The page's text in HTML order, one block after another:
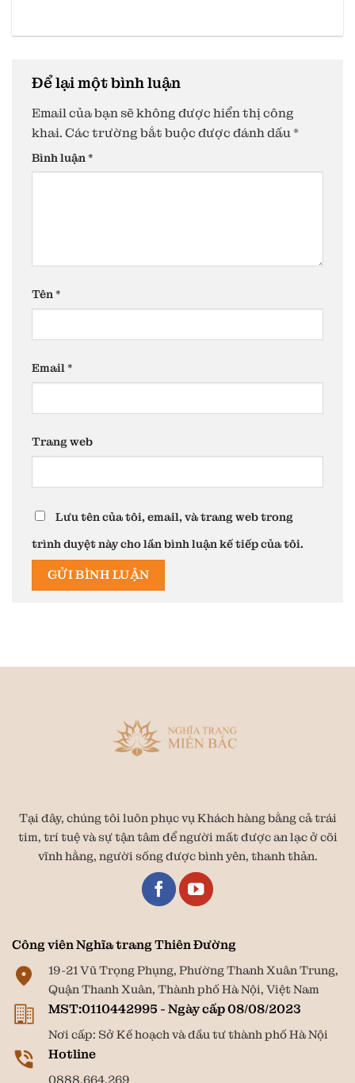
Để lại một bình luận
Email của bạn sẽ không được hiển thị công
khai.Các trường bắt buộc được đánh dấu*
Bình luận *
Tên*
Email*
Trang web
Lưu tên của tôi, email, và trang web trong
trình duyệt này cho lần bình luận kế tiếp của tôi.
Tại đây, chúng tôi luôn phục vụ Khách hàng bằng cả trái
tim, trí tuệ và sự tận tâm để người mất được an lạc ở cõi
vĩnh hằng, người sống được bình yên, thanh thản.
Công viên Nghĩa trang Thiên Đường
19-21 Vũ Trọng Phụng, Phường Thanh Xuân Trung,
Quận Thanh Xuân, Thành phố Hà Nội, Việt Nam
MST:0110442995 - Ngày cấp 08/08/2023
Nơi cấp: Sở Kế hoạch và đầu tư thành phố Hà Nội
Hotline